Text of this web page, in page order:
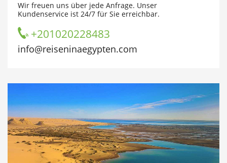
Wir freuen uns über jede Anfrage. Unser
Kundenservice ist 24/7 für Sie erreichbar.
+201020228483
info@reiseninaegypten.com